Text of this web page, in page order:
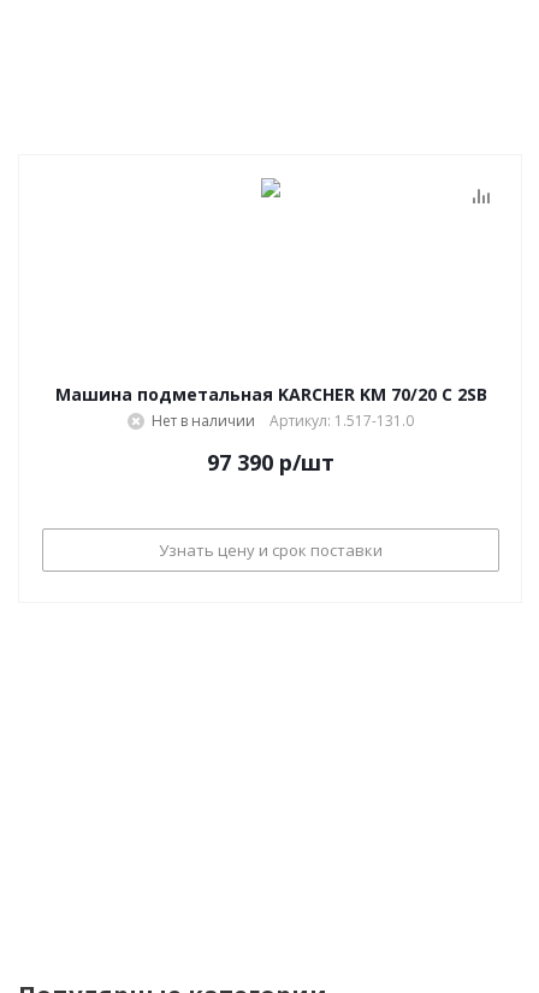
Машина подметальная KARCHER KM 70/20 C 2SB
Нет в наличии Артикул: 1.517-131.0
97 390 р/шт
Узнать цену и срок поставки